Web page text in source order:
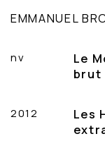
EMMANUEL
nv
Le
brut
2012
Les